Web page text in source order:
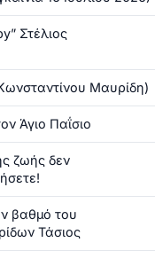
Στέλιος
Μαυρίδη)
Άγιο Παΐσιο
ζωής δεν
βαθμό του
Τάσιος